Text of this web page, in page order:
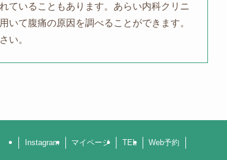
ていることもあります。あらい内科クリニ
いて腹痛の原因を調べることができます。
い。
Instagram マイページ TEL Web予約